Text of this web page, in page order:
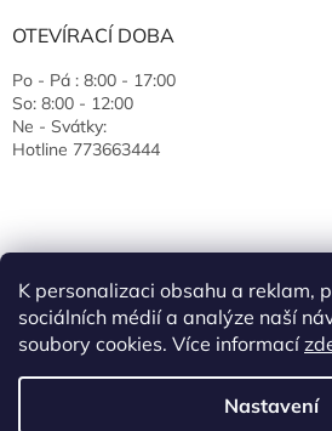
K personalizaci obsahu a reklam,
sociálních médií a analýze naší
soubory cookies. Více informací
Nastavení
OTEVÍRACÍ DOBA
Po - Pá : 8:00 - 17:00
So: 8:00 - 12:00
Ne - Svátky:
Hotline 773663444